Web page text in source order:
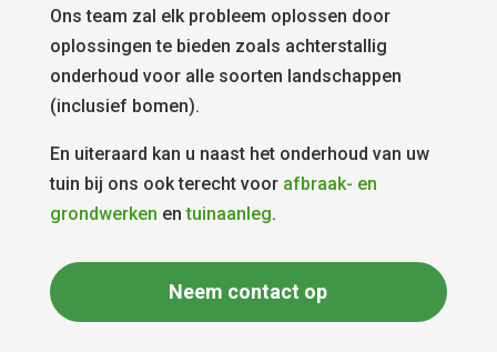
Ons team zal elk probleem oplossen door
oplossingen te bieden zoals achterstallig
onderhoud voor alle soorten landschappen
(inclusief bomen).
En uiteraard kan u naast het onderhoud van uw
tuin bij ons ook terecht voor afbraak- en
grondwerken entuinaanleg.
Neem contact op